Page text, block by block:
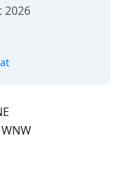
2026